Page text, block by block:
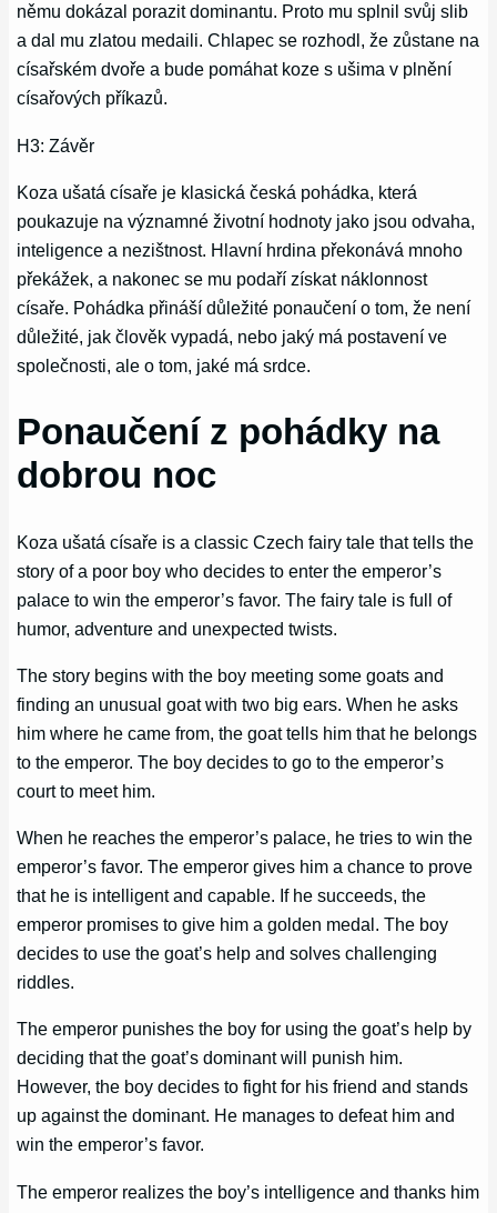
němu dokázal porazit dominantu. Proto mu splnil svůj slib
a dal mu zlatou medaili. Chlapec se rozhodl, že zůstane na
císařském dvoře a bude pomáhat koze s ušima v plnění
císařových příkazů.
H3: Závěr
Koza ušatá císaře je klasická česká pohádka, která
poukazuje na významné životní hodnoty jako jsou odvaha,
inteligence a nezištnost. Hlavní hrdina překonává mnoho
překážek, a nakonec se mu podaří získat náklonnost
císaře. Pohádka přináší důležité ponaučení o tom, že není
důležité, jak člověk vypadá, nebo jaký má postavení ve
společnosti, ale o tom, jaké má srdce.
Ponaučení z pohádky na
dobrou noc
Koza ušatá císaře is a classic Czech fairy tale that tells the
story of a poor boy who decides to enter the emperor’s
palace to win the emperor’s favor. The fairy tale is full of
humor, adventure and unexpected twists.
The story begins with the boy meeting some goats and
finding an unusual goat with two big ears. When he asks
him where he came from, the goat tells him that he belongs
to the emperor. The boy decides to go to the emperor’s
court to meet him.
When he reaches the emperor’s palace, he tries to win the
emperor’s favor. The emperor gives him a chance to prove
that he is intelligent and capable. If he succeeds, the
emperor promises to give him a golden medal. The boy
decides to use the goat’s help and solves challenging
riddles.
The emperor punishes the boy for using the goat’s help by
deciding that the goat’s dominant will punish him.
However, the boy decides to fight for his friend and stands
up against the dominant. He manages to defeat him and
win the emperor’s favor.
The emperor realizes the boy’s intelligence and thanks him